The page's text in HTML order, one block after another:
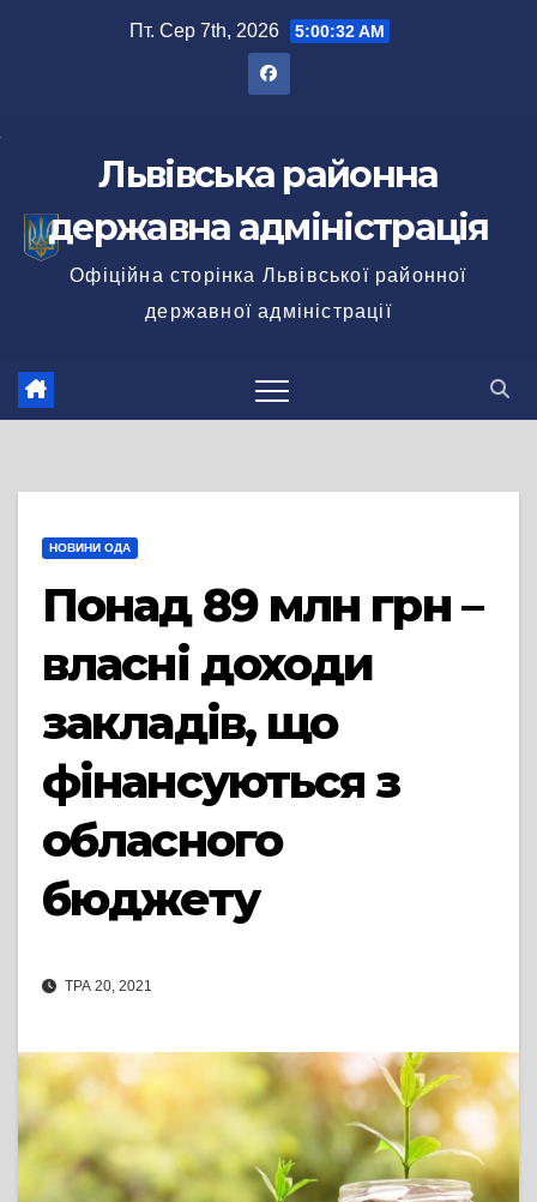
Пт. Сер 7th, 2026 5:00:32 AM
Львівська районна
державна адміністрація
Офіційна сторінка Львівської районної
державної адміністрації
НОВИНИ ОДА
Понад 89 млн грн –
власні доходи
закладів, що
фінансуються з
обласного
бюджету
ТРА 20, 2021